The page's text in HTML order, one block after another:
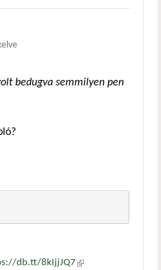
bedugva semmilyen pen
db.tt/8kIjjJQ7 (külső